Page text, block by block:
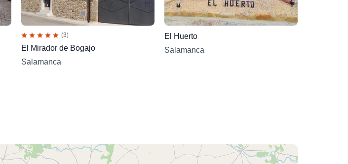
(3)
El Mirador de Bogajo
Salamanca
El Huerto
Salamanca